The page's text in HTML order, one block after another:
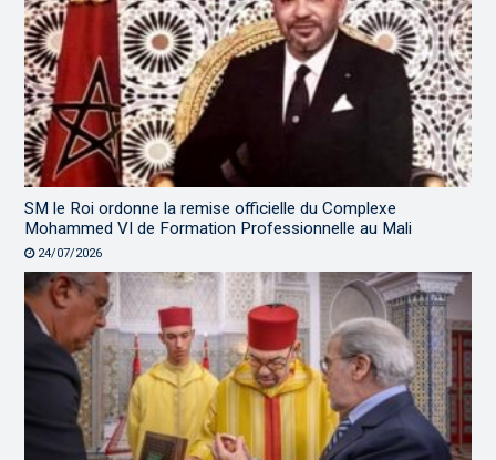
SM le Roi ordonne la remise officielle du Complexe
Mohammed VI de Formation Professionnelle au Mali
24/07/2026